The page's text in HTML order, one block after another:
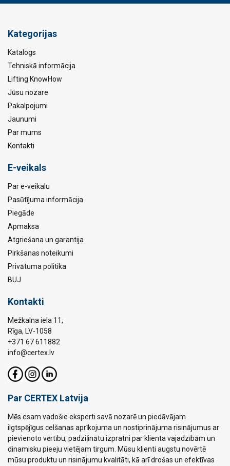
Kategorijas
Katalogs
Tehniskā informācija
Lifting KnowHow
Jūsu nozare
Pakalpojumi
Jaunumi
Par mums
Kontakti
E-veikals
Par e-veikalu
Pasūtījuma informācija
Piegāde
Apmaksa
Atgriešana un garantija
Pirkšanas noteikumi
Privātuma politika
BUJ
Kontakti
Mežkalna iela 11,
Rīga, LV-1058
+371 67 611882
info@certex.lv
Par CERTEX Latvija
Mēs esam vadošie eksperti savā nozarē un piedāvājam
ilgtspējīgus celšanas aprīkojuma un nostiprinājuma risinājumus ar
pievienoto vērtību, padziļinātu izpratni par klienta vajadzībām un
dinamisku pieeju vietējam tirgum. Mūsu klienti augstu novērtē
mūsu produktu un risinājumu kvalitāti, kā arī drošas un efektīvas